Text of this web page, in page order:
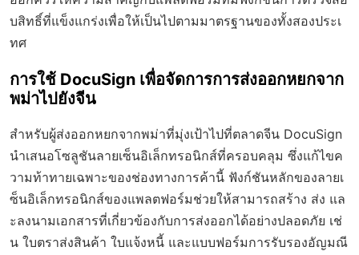
บสิทธิ์ที่แข็งแกร่งเพื่อให้เป็นไปตามมาตรฐานของทั้งสองประเ
ทศ
การใช้ DocuSign เพื่อจัดการการส่งออกหยกจาก
พม่าไปยังจีน
สำหรับผู้ส่งออกหยกจากพม่าที่มุ่งเป้าไปที่ตลาดจีน DocuSign
นำเสนอโซลูชันลายเซ็นอิเล็กทรอนิกส์ที่ครอบคลุม ซึ่งแก้ไขค
วามท้าทายเฉพาะของช่องทางการค้านี้ ฟังก์ชันหลักของลายเ
ซ็นอิเล็กทรอนิกส์ของแพลตฟอร์มช่วยให้สามารถสร้าง ส่ง แล
ะลงนามเอกสารที่เกี่ยวข้องกับการส่งออกได้อย่างปลอดภัย เช่
น ใบตราส่งสินค้า ใบแจ้งหนี้ และแบบฟอร์มการรับรองอัญมณี